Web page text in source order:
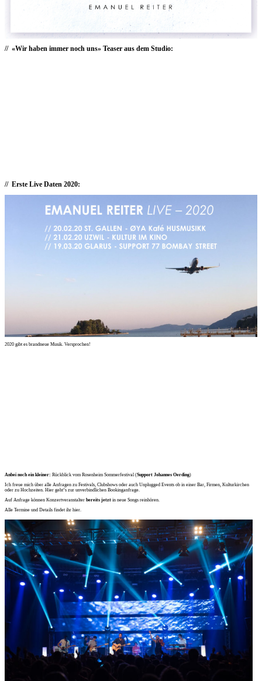
«Wir haben immer noch uns» Teaser aus dem Studio:
Erste Live Daten 2020:
2020 gibt es brandneue Musik. Versprochen!
Anbei noch ein kleiner: Rückblick vom Rosenheim Sommerfestival (Support Johannes Oerding)
Ich freue mich über alle Anfragen zu Festivals, Clubshows oder auch Unplugged Events ob in einer Bar, Firmen, Kulturkirchen
oder zu Hochzeiten. Hier geht’s zur unverbindlichen Bookinganfrage.
Auf Anfrage können Konzertveranstalter bereits jetzt in neue Songs reinhören.
Alle Termine und Details findet ihr hier.